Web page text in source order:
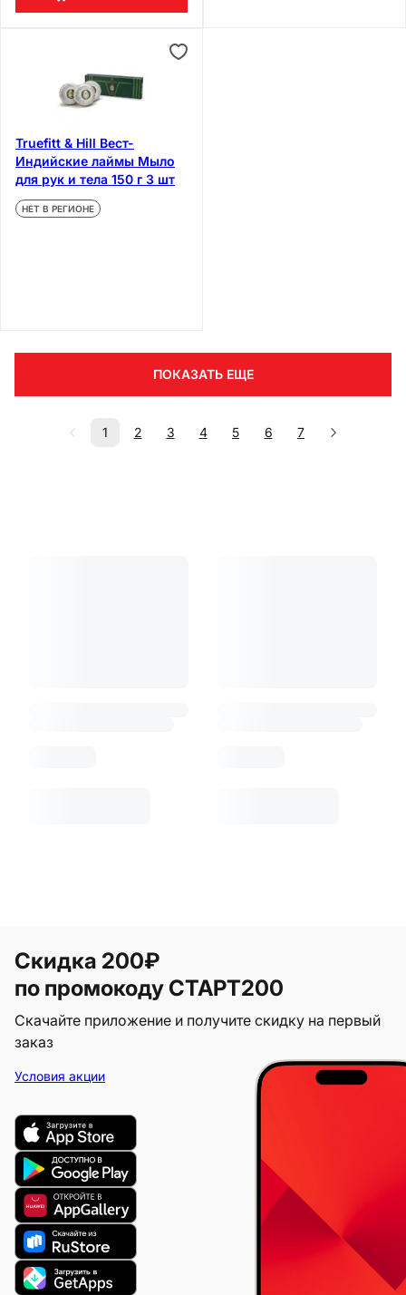
Truefitt & Hill Вест-
Индийские лаймы Мыло
для рук и тела 150 г 3 шт
НЕТ В РЕГИОНЕ
ПОКАЗАТЬ ЕЩЕ
1 2 3 4 5 6 7
Скидка 200₽
по промокоду СТАРТ200
Скачайте приложение и получите скидку на первый
заказ
Условия акции